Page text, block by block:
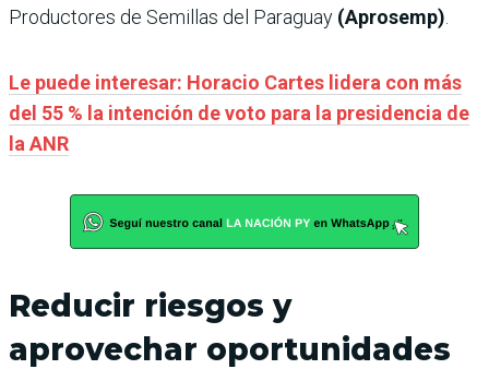
Productores de Semillas del Paraguay (Aprosemp)
Le puede interesar: Horacio Cartes lidera con más
del 55 % la intención de voto para la presidencia de
la ANR
Reducir riesgos y
aprovechar oportunidades